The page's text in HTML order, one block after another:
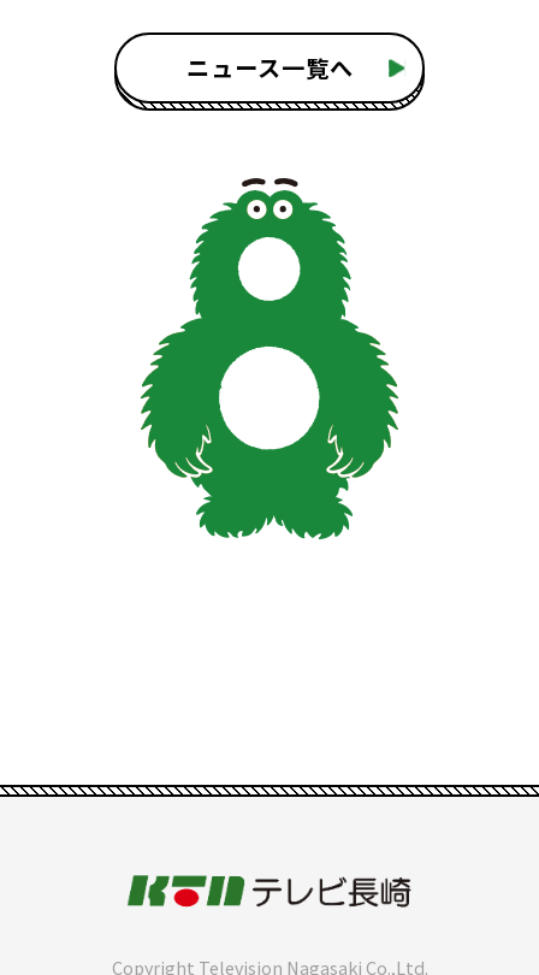
ニュース一覧へ
Copyright Television Nagasaki Co.,Ltd.